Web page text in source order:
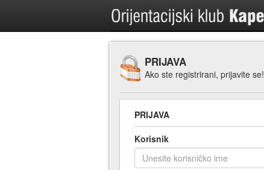
PRIJAVA
Ako ste registrirani, prijavite se!
PRIJAVA
Korisnik